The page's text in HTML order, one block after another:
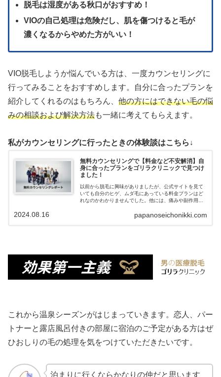
脱毛は湿度がある秋口がおすすめ！
VIOの自己処理は危険だし、肌を傷つけると毛が
濃くなるからやめた方がいい！
VIO脱毛しようか悩んでいる方は、一度カウンセリングに
行ってみることをおすすめします。自分に合ったプランを
紹介してくれるのはもちろん、 他の方にはできない毛の悩
みの相談および解決方法も一緒に考えてもらえます。
私がカウンセリングに行ったときの体験談はこちら↓
無料カウンセリングで【料金など不安解消】自
身に合ったプランをゴリラクリニックで見つけ
ました！
以前から脱毛に興味がありましたが、公式サイトを見て
いても自分のヒゲ、ムダ毛にあっている料金プランはど
れなのかわかりませんでした。他には、痛みや副作用
てもピンとこなかったので、実際に無料カウンセリング
た内容、雰囲気を紹介していきます。
papanoseichonikki.com
2024.08.16
これから温泉シーズンがはじまっていきます。恋人、パー
トナーと露店風呂付きの部屋に宿泊のご予定がある方はぜ
ひおしりの毛の処理を気をつけていただきたいです。
泊まりに行くならかなりの仲だと思います